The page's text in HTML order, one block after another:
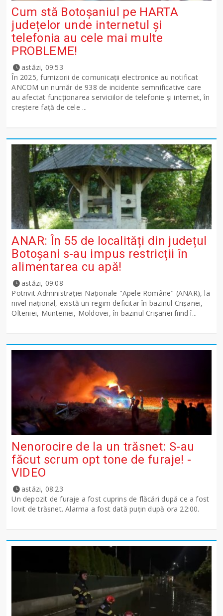
Cum stă Botoșaniul pe HARTA
județelor unde internetul și
telefonia au cele mai multe
PROBLEME!
astăzi, 09:53
În 2025, furnizorii de comunicații electronice au notificat
ANCOM un număr de 938 de incidente semnificative care
au afectat funcționarea serviciilor de telefonie și internet, în
creștere față de cele ...
ANAR: În 55 de localități din județul
Botoșani s-au impus restricții în
alimentarea cu apă!
astăzi, 09:08
Potrivit Administraţiei Naţionale "Apele Române" (ANAR), la
nivel naţional, există un regim deficitar în bazinul Crişanei,
Olteniei, Munteniei, Moldovei, în bazinul Crişanei fiind î...
Nenorocire de la un trăsnet: S-au
făcut scrum opt tone de furaje! -
VIDEO
astăzi, 08:23
Un depozit de furaje a fost cuprins de flăcări după ce a fost
lovit de trăsnet. Alarma a fost dată puțin după ora 22:00.